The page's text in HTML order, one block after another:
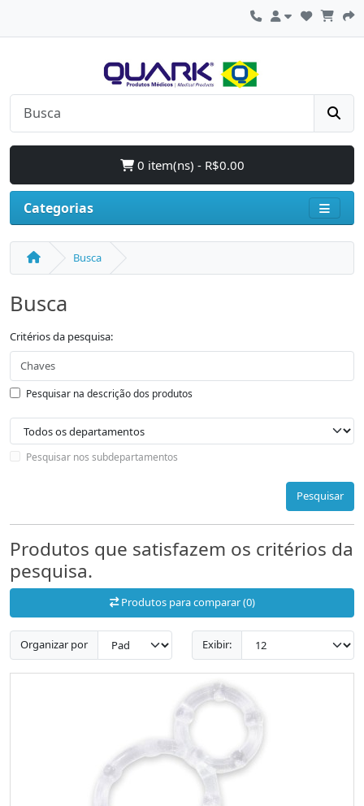
0 item(ns) - R$0.00
Categorias
Busca
Busca
Critérios da pesquisa:
Pesquisar na descrição dos produtos
Pesquisar nos subdepartamentos
Pesquisar
Produtos que satisfazem os critérios da
pesquisa.
Produtos para comparar (0)
Organizar por Exibir: